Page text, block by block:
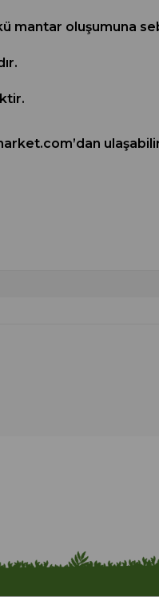
mantar oluşumuna